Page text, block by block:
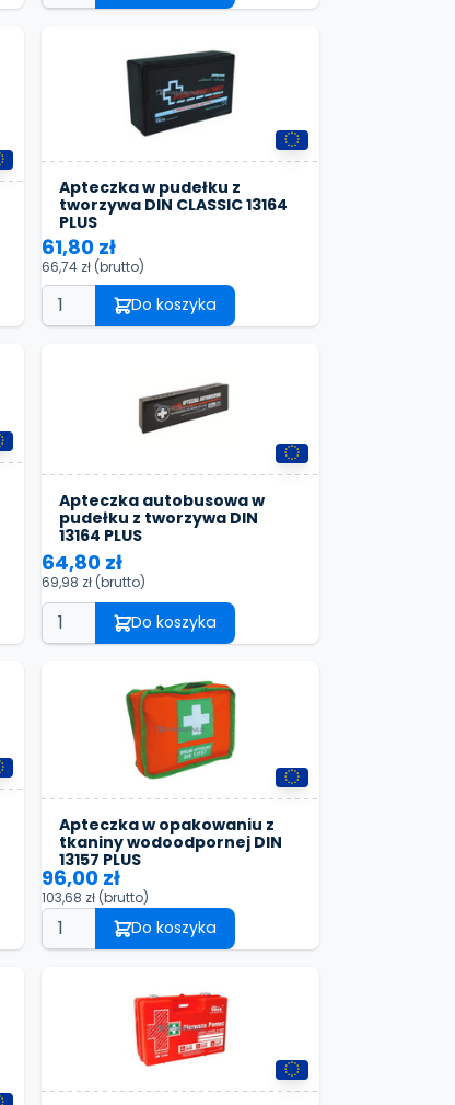
Apteczka w pudełku z
tworzywa DIN CLASSIC 13164
PLUS
61,80 zł
66,74 zł (brutto)
Do koszyka
Apteczka autobusowa w
pudełku z tworzywa DIN
13164 PLUS
64,80 zł
69,98 zł (brutto)
Do koszyka
Apteczka w opakowaniu z
tkaniny wodoodpornej DIN
13157 PLUS
96,00 zł
103,68 zł (brutto)
Do koszyka